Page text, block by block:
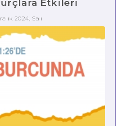
Etkileri
2024, Salı